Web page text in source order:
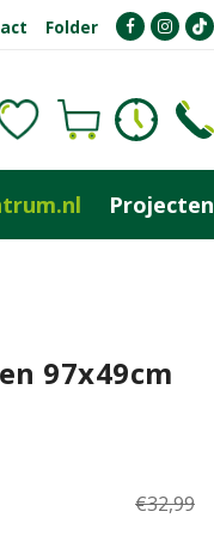
Folder
Projecten
97x49cm
€32,99